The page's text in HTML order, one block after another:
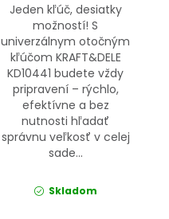
Jeden kľúč, desiatky
možností! S
univerzálnym otočným
kľúčom KRAFT&DELE
KD10441 budete vždy
pripravení – rýchlo,
efektívne a bez
nutnosti hľadať
správnu veľkosť v celej
sade...
Skladom